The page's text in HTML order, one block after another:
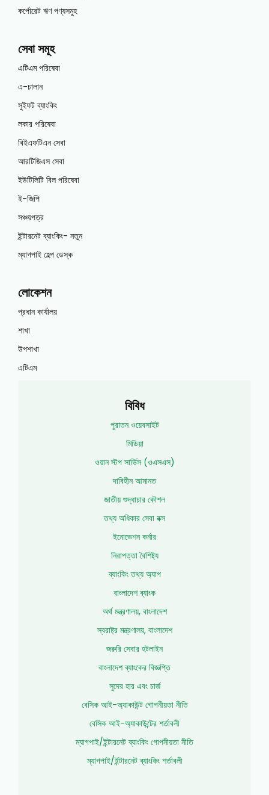
কর্পোরেট ঋণ পণ্যসমুহ
সেবা সমূহ
এটিএম পরিষেবা
এ-চালান
সুইফট ব্যাংকিং
লকার পরিষেবা
বিইএফটিএন সেবা
আরটিজিএস সেবা
ইউটিলিটি বিল পরিষেবা
ই-জিপি
সঞ্চয়পত্র
ইন্টারনেট ব্যাংকিং- নতুন
ম্যাগপাই হেল্প ডেস্ক
লোকেশন
প্রধান কার্যালয়
শাখা
উপশাখা
এটিএম
বিবিধ
পুরাতন ওয়েবসাইট
মিডিয়া
ওয়ান স্টপ সার্ভিস (ওএসএস)
দাবিহীন আমানত
জাতীয় শুদ্ধাচার কৌশল
তথ্য অধিকার সেবা বক্স
ইনোভেশন কর্নার
নিরাপত্তা বৈশিষ্ট্য
ব্যাংকিং তথ্য অ্যাপ
বাংলাদেশ ব্যাংক
অর্থ মন্ত্রণালয়, বাংলাদেশ
স্বরাষ্ট্র মন্ত্রণালয়, বাংলাদেশ
জরুরি সেবার হটলাইন
বাংলাদেশ ব্যাংকের বিজ্ঞপ্তি
সুদের হার এবং চার্জ
বেসিক আই-অ্যাকাউন্ট গোপনীয়তা নীতি
বেসিক আই-অ্যাকাউন্টের শর্তাবলী
ম্যাগপাই/ইন্টারনেট ব্যাংকিং গোপনীয়তা নীতি
ম্যাগপাই/ইন্টারনেট ব্যাংকিং শর্তাবলী